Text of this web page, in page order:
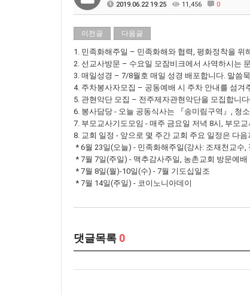
2019.06.22 19:25 11,456 0
이전글 다음글
1. 민족화해주일 – 민족화해와 협력, 평화정착을
2. 선교사방문 – 수요일 모잠비크에서 사역하시는
3. 매일성경 – 7/8월호 매일 성경 배포합니다. 말씀
4. 주차봉사자모집 – 공동예배 시 주차 안내를 섬
5. 관현악단 모집 – 전주제자관현악단을 모집합니
6. 봉사담당 - 오늘 공동식사는 『송미림구역』, 청
7. 부모교사기도모임 - 매주 금요일 저녁 8시, 부모
8. 교회 일정 - 앞으로 몇 주간 교회 주요 일정은 다
* 6월 23일(오늘) - 민족화해주일(강사: 조재천교수,
* 7월 7일(주일) - 맥추감사주일, 농촌교회 방문예배
* 7월 8일(월)-10일(수) - 7월 기도십일조
* 7월 14일(주일) - 코이노니아데이
댓글목록 0